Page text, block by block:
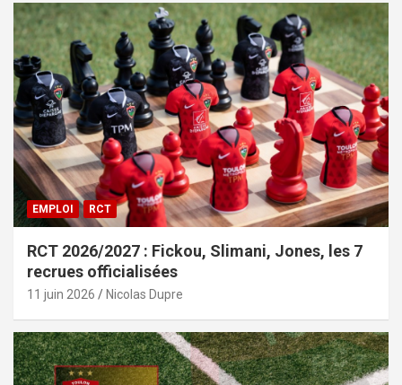
EMPLOI RCT
RCT 2026/2027 : Fickou, Slimani, Jones, les 7
recrues officialisées
11 juin 2026 Nicolas Dupre